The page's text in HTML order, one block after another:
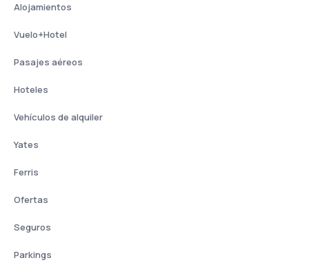
Alojamientos
Vuelo+Hotel
Pasajes aéreos
Hoteles
Vehículos de alquiler
Yates
Ferris
Ofertas
Seguros
Parkings